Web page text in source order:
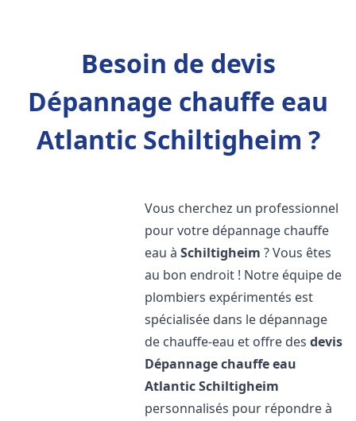
Besoin de devis
Dépannage chauffe eau
Atlantic Schiltigheim ?
Vous cherchez un professionnel
pour votre dépannage chauffe
eau àSchiltigheim ? Vous êtes
au bon endroit ! Notre équipe de
plombiers expérimentés est
spécialisée dans le dépannage
de chauffe-eau et offre desdevis
Dépannage chauffe eau
AtlanticSchiltigheim
personnalisés pour répondre à